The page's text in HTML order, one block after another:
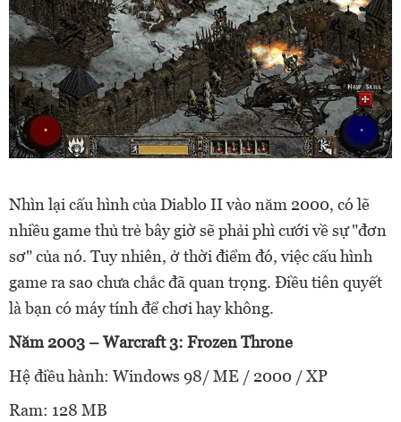
Nhìn lại cấu hình của Diablo II vào năm 2000, có lẽ
nhiều game thủ trẻ bây giờ sẽ phải phì cưới về sự "đơn
sơ" của nó. Tuy nhiên, ở thời điểm đó, việc cấu hình
game ra sao chưa chắc đã quan trọng. Điều tiên quyết
là bạn có máy tính để chơi hay không.
Năm 2003 – Warcraft 3: Frozen Throne
Hệ điều hành: Windows 98/ ME / 2000 / XP
Ram: 128 MB